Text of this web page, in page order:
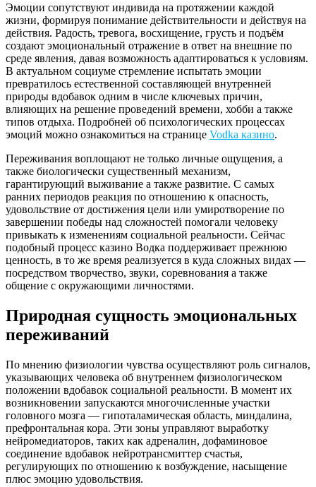
Эмоции сопутствуют индивида на протяжении каждой
жизни, формируя понимание действительности и действуя на
действия. Радость, тревога, восхищение, грусть и подъём
создают эмоциональный отражение в ответ на внешние по
среде явления, давая возможность адаптироваться к условиям.
В актуальном социуме стремление испытать эмоции
превратилось естественной составляющей внутренней
природы вдобавок одним в числе ключевых причин,
влияющих на решение проведений времени, хобби а также
типов отдыха. Подробней об психологических процессах
эмоций можно ознакомиться на странице Vodka казино.
Переживания воплощают не только личные ощущения, а
также биологически существенный механизм,
гарантирующий выживание а также развитие. С самых
ранних периодов реакция по отношению к опасность,
удовольствие от достижения цели или умиротворение по
завершении победы над сложностей помогали человеку
привыкать к изменениям социальной реальности. Сейчас
подобный процесс казино Водка поддерживает прежнюю
ценность, в то же время реализуется в куда сложных видах —
посредством творчество, звуки, соревнования а также
общение с окружающими личностями.
Природная сущность эмоциональных
переживаний
По мнению физиологии чувства осуществляют роль сигналов,
указывающих человека об внутреннем физиологическом
положении вдобавок социальной реальности. В момент их
возникновении запускаются многочисленные участки
головного мозга — гипоталамическая область, миндалина,
префронтальная кора. Эти зоны управляют выработку
нейромедиаторов, таких как адреналин, дофаминовое
соединение вдобавок нейротрансмиттер счастья,
регулирующих по отношению к возбуждение, насыщение
плюс эмоцию удовольствия.